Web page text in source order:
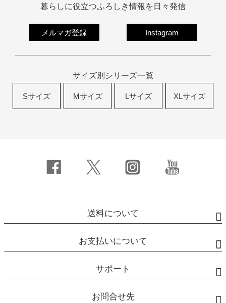
暮らしに役立つふろしき情報を日々発信
メルマガ登録 Instagram
サイズ別シリーズ一覧
Sサイズ Mサイズ Lサイズ XLサイズ
送料について
お支払いについて
サポート
お問合せ先